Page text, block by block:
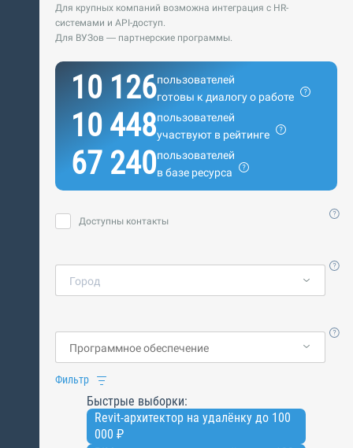
Для крупных компаний возможна интеграция с HR-
системами и API-доступ.
Для ВУЗов — партнерские программы.
10 126пользователей
готовы к диалогу о работе
10 448пользователей
участвуют в рейтинге
67 240пользователей
в базе ресурса
Доступны контакты
Город
Фильтр
Быстрые выборки:
Revit-архитектор на удалёнку до 100
000 ₽